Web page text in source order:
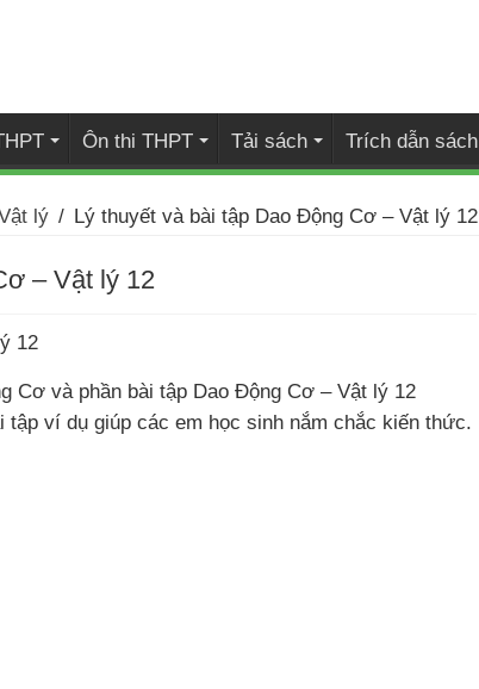
Ôn thi THPT Tải sách Trích dẫn sách
lý / Lý thuyết và bài tập Dao Động Cơ – Vật lý 12
– Vật lý 12
12
Cơ và phần bài tập Dao Động Cơ – Vật lý 12
ví dụ giúp các em học sinh nắm chắc kiến thức.